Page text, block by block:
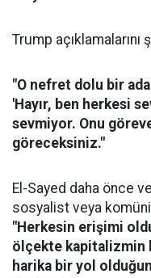
Trump
"O nefret dolu bir
'Hayır, ben herkesi
sevmiyor. Onu
göreceksiniz."
El-Sayed daha önce
sosyalist veya
"Herkesin erişimi
ölçekte kapitalizmin
harika bir yol